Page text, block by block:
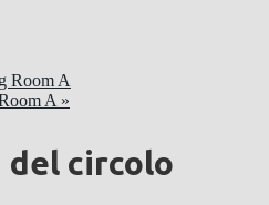
Room A
A »
circolo